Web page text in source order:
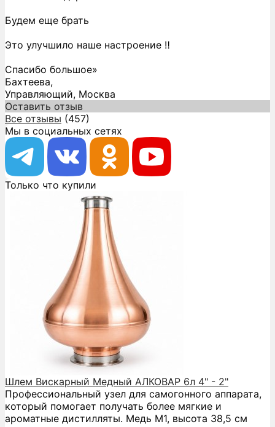
Будем еще брать
Это улучшило наше настроение ‼️
Спасибо большое»
Бахтеева,
Управляющий, Москва
Оставить отзыв
Все отзывы (457)
Мы в социальных сетях
Только что купили
Шлем Вискарный Медный АЛКОВАР 6л 4" - 2"
Профессиональный узел для самогонного аппарата,
который помогает получать более мягкие и
ароматные дистилляты. Медь М1, высота 38,5 см